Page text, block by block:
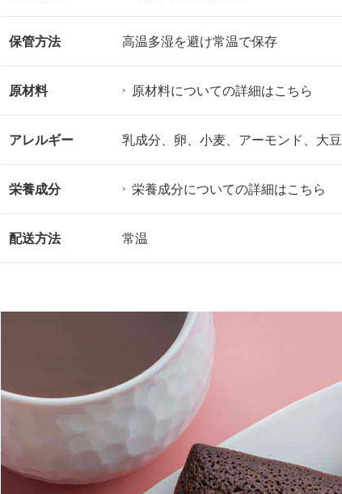
保管方法 高温多湿を避け常温で保存
原材料 原材料についての詳細はこちら
アレルギー 乳成分、卵、小麦、アーモンド、大豆
栄養成分 栄養成分についての詳細はこちら
配送方法 常温